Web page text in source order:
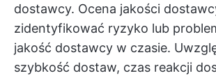
dostawcy. Ocena jakości
zidentyfikować ryzyko lub
jakość dostawcy w czasie.
szybkość dostaw, czas reakcji